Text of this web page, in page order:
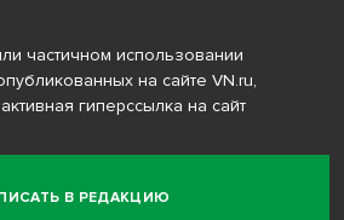
В РЕДАКЦИЮ
частичном использовании
на сайте VN.ru,
гиперссылка на сайт